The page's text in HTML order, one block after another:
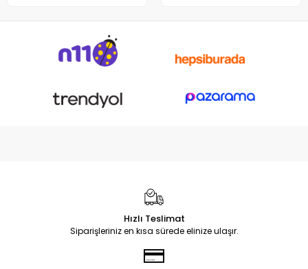
Hızlı Teslimat
Siparişleriniz en kısa sürede elinize ulaşır.